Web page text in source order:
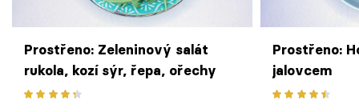
Prostřeno: Zeleninový salát
rukola, kozí sýr, řepa, ořechy
Prostřeno:
jalovcem